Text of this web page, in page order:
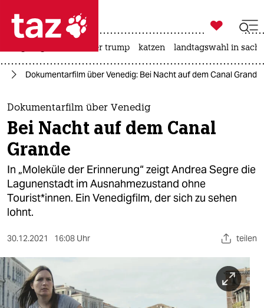
 taz zahl ich
taz zahl ich
themen
politik
öko
gesellschaft
kultur
sport
berlin
nord

taz zahl ich
usa unter trump katzen landtagswahl in
Dokumentarfilm über Venedig: Bei Nacht auf dem Canal Grande
Dokumentarfilm über Venedig
Bei Nacht auf dem Canal
Grande
In „Moleküle der Erinnerung“ zeigt Andrea Segre die
Lagunenstadt im Ausnahmezustand ohne
Tourist*innen. Ein Venedigfilm, der sich zu sehen
lohnt.
30.12.2021 16:08 Uhr teilen